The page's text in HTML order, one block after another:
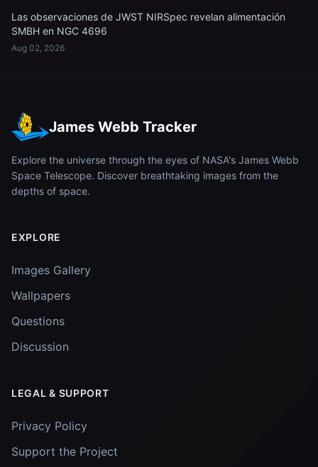
Las observaciones de JWST NIRSpec revelan alimentación
SMBH en NGC 4696
Aug 02, 2026
James Webb Tracker
Explore the universe through the eyes of NASA's James Webb
Space Telescope. Discover breathtaking images from the
depths of space.
EXPLORE
Images Gallery
Wallpapers
Questions
Discussion
LEGAL & SUPPORT
Privacy Policy
Support the Project